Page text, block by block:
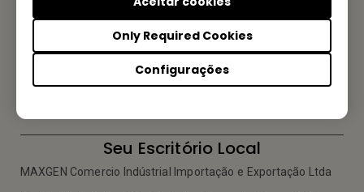
Configurações
Only Required Cookies
Fale Conosco
Gostaríamos muito de ouvir de você
Mande um email
Seu Escritório Local
MAXGEN Comercio Indústrial Importação e Exportação Ltda